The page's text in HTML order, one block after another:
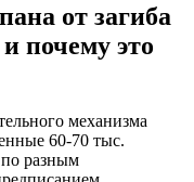
от загиба
почему это
механизма
60-70 тыс.
разным